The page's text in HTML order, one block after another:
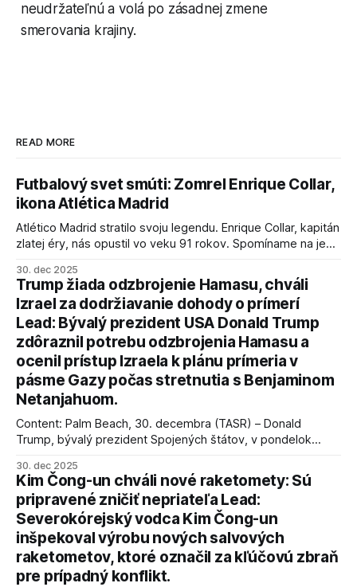
neudržateľnú a volá po zásadnej zmene
smerovania krajiny.
READ MORE
Futbalový svet smúti: Zomrel Enrique Collar,
ikona Atlética Madrid
Atlético Madrid stratilo svoju legendu. Enrique Collar, kapitán
zlatej éry, nás opustil vo veku 91 rokov. Spomíname na jeho
30. dec 2025
Trump žiada odzbrojenie Hamasu, chváli
Izrael za dodržiavanie dohody o prímerí
Lead: Bývalý prezident USA Donald Trump
zdôraznil potrebu odzbrojenia Hamasu a
ocenil prístup Izraela k plánu prímeria v
pásme Gazy počas stretnutia s Benjaminom
Netanjahuom.
Content: Palm Beach, 30. decembra (TASR) – Donald
Trump, bývalý prezident Spojených štátov, v pondelok
kľúčové pre úspešné dosiahnutie prímeria v Gaze. Agentúra
AFP informuje, že Trump vyjadril presvedčenie, že Izrael plní
podmienky dohody o prí
30. dec 2025
Kim Čong-un chváli nové raketomety: Sú
pripravené zničiť nepriateľa Lead:
Severokórejský vodca Kim Čong-un
inšpekoval výrobu nových salvových
raketometov, ktoré označil za kľúčovú zbraň
pre prípadný konflikt.